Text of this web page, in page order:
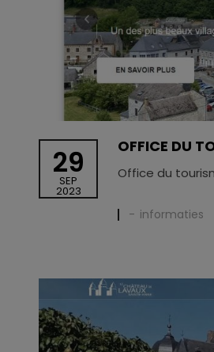
29
SEP
2023
OFFICE DU
Office du
informaties